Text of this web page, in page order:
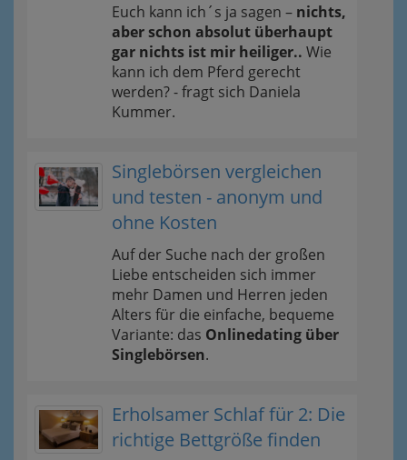
Euch kann ich´s ja sagen – nichts,
aber schon absolut überhaupt
gar nichts ist mir heiliger.. Wie
kann ich dem Pferd gerecht
werden? - fragt sich Daniela
Kummer.
Singlebörsen vergleichen
und testen - anonym und
ohne Kosten
Auf der Suche nach der großen
Liebe entscheiden sich immer
mehr Damen und Herren jeden
Alters für die einfache, bequeme
Variante: das Onlinedating über
Singlebörsen.
Erholsamer Schlaf für 2: Die
richtige Bettgröße finden